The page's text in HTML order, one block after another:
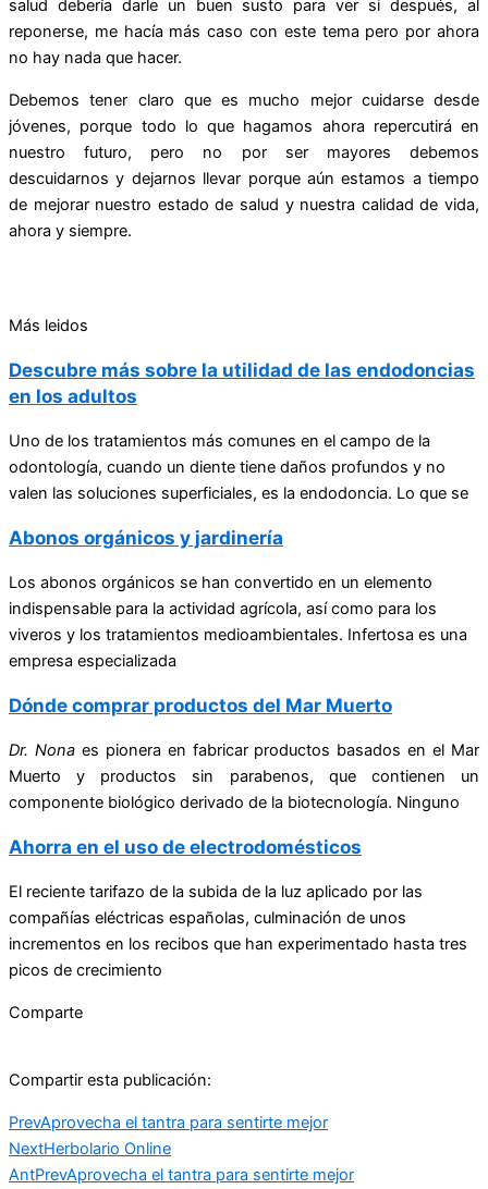
salud debería darle un buen susto para ver si después, al
reponerse, me hacía más caso con este tema pero por ahora
no hay nada que hacer.
Debemos tener claro que es mucho mejor cuidarse desde
jóvenes, porque todo lo que hagamos ahora repercutirá en
nuestro futuro, pero no por ser mayores debemos
descuidarnos y dejarnos llevar porque aún estamos a tiempo
de mejorar nuestro estado de salud y nuestra calidad de vida,
ahora y siempre.
Más leidos
Descubre más sobre la utilidad de las endodoncias
en los adultos
Uno de los tratamientos más comunes en el campo de la
odontología, cuando un diente tiene daños profundos y no
valen las soluciones superficiales, es la endodoncia. Lo que se
Abonos orgánicos y jardinería
Los abonos orgánicos se han convertido en un elemento
indispensable para la actividad agrícola, así como para los
viveros y los tratamientos medioambientales. Infertosa es una
empresa especializada
Dónde comprar productos del Mar Muerto
Dr. Nonaes pionera en fabricar productos basados en el Mar
Muerto y productos sin parabenos, que contienen un
componente biológico derivado de la biotecnología. Ninguno
Ahorra en el uso de electrodomésticos
El reciente tarifazo de la subida de la luz aplicado por las
compañías eléctricas españolas, culminación de unos
incrementos en los recibos que han experimentado hasta tres
picos de crecimiento
Comparte
Compartir esta publicación:
PrevAprovecha el tantra para sentirte mejor
NextHerbolario Online
AntPrevAprovecha el tantra para sentirte mejor